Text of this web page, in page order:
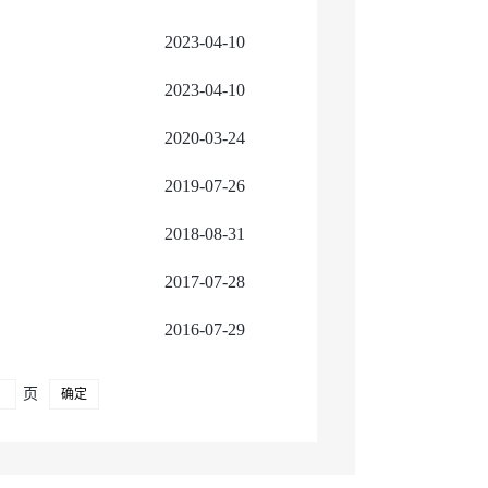
2023-04-10
2023-04-10
2020-03-24
2019-07-26
2018-08-31
2017-07-28
2016-07-29
页 确定